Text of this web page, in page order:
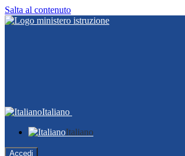
Salta al contenuto
Italiano
Italiano
Accedi